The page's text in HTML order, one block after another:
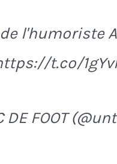
l'humoriste
t.co/
DE FOOT